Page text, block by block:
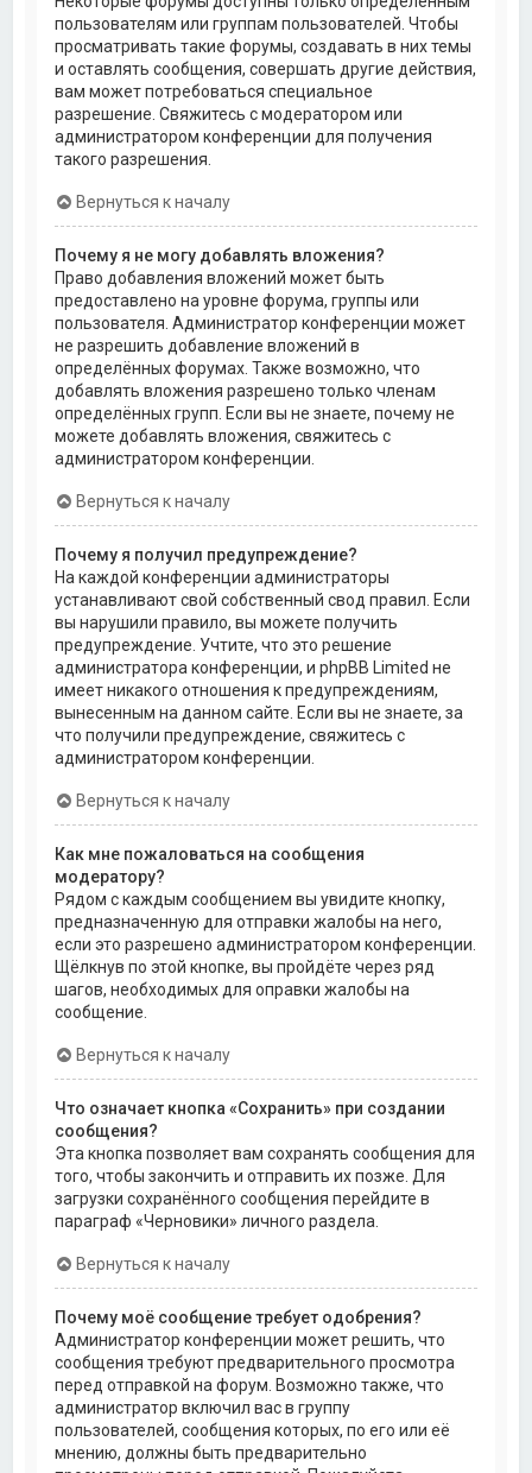
пользователям или группам пользователей. Чтобы
просматривать такие форумы, создавать в них темы
и оставлять сообщения, совершать другие действия,
вам может потребоваться специальное
разрешение. Свяжитесь с модератором или
администратором конференции для получения
такого разрешения.
Вернуться к началу
Почему я не могу добавлять вложения?
Право добавления вложений может быть
предоставлено на уровне форума, группы или
пользователя. Администратор конференции может
не разрешить добавление вложений в
определённых форумах. Также возможно, что
добавлять вложения разрешено только членам
определённых групп. Если вы не знаете, почему не
можете добавлять вложения, свяжитесь с
администратором конференции.
Вернуться к началу
Почему я получил предупреждение?
На каждой конференции администраторы
устанавливают свой собственный свод правил. Если
вы нарушили правило, вы можете получить
предупреждение. Учтите, что это решение
администратора конференции, и phpBB Limited не
имеет никакого отношения к предупреждениям,
вынесенным на данном сайте. Если вы не знаете, за
что получили предупреждение, свяжитесь с
администратором конференции.
Вернуться к началу
Как мне пожаловаться на сообщения
модератору?
Рядом с каждым сообщением вы увидите кнопку,
предназначенную для отправки жалобы на него,
если это разрешено администратором конференции.
Щёлкнув по этой кнопке, вы пройдёте через ряд
шагов, необходимых для оправки жалобы на
сообщение.
Вернуться к началу
Что означает кнопка «Сохранить» при создании
сообщения?
Эта кнопка позволяет вам сохранять сообщения для
того, чтобы закончить и отправить их позже. Для
загрузки сохранённого сообщения перейдите в
параграф «Черновики» личного раздела.
Вернуться к началу
Почему моё сообщение требует одобрения?
Администратор конференции может решить, что
сообщения требуют предварительного просмотра
перед отправкой на форум. Возможно также, что
администратор включил вас в группу
пользователей, сообщения которых, по его или её
мнению, должны быть предварительно